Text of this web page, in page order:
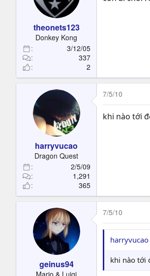
theonets123
Donkey Kong
3/12/05
337
2
harryvucao
Dragon Quest
2/5/09
1,291
365
7/5/10
khi nào tới
geinus94
Mario & Luigi
7/5/10
khi nào tới